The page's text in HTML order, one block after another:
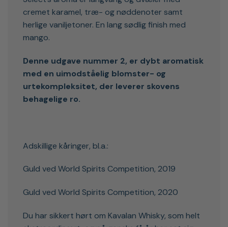
cremet karamel, træ- og nøddenoter samt
herlige vaniljetoner. En lang sødlig finish med
mango.
Denne udgave nummer 2, er dybt aromatisk
med en uimodståelig blomster- og
urtekompleksitet, der leverer skovens
behagelige ro.
Adskillige kåringer, bl.a.:
Guld ved World Spirits Competition, 2019
Guld ved World Spirits Competition, 2020
Du har sikkert hørt om Kavalan Whisky, som helt